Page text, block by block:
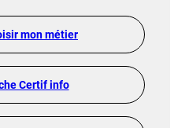
mon métier
Certif info